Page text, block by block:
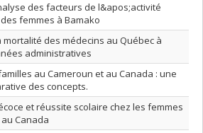
des facteurs de l&apos;activité
femmes à Bamako
mortalité des médecins au Québec à
administratives
au Cameroun et au Canada : une
des concepts.
et réussite scolaire chez les femmes
Canada